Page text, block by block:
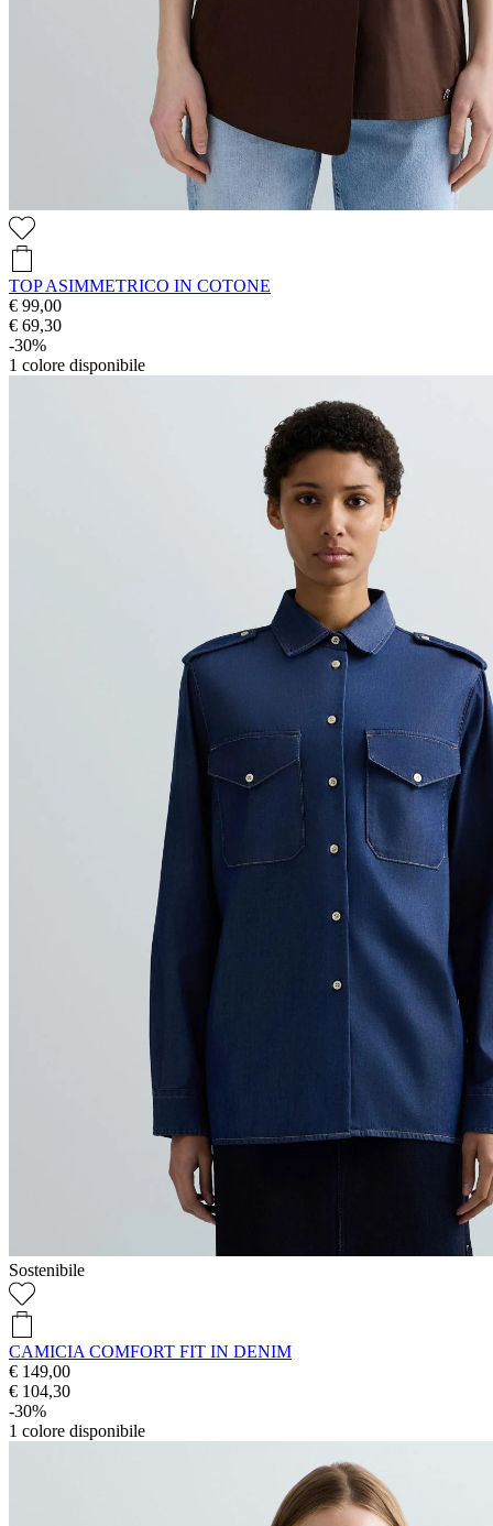
TOP ASIMMETRICO IN COTONE
€ 99,00
€ 69,30
-30%
1 colore disponibile
Sostenibile
CAMICIA COMFORT FIT IN DENIM
€ 149,00
€ 104,30
-30%
1 colore disponibile